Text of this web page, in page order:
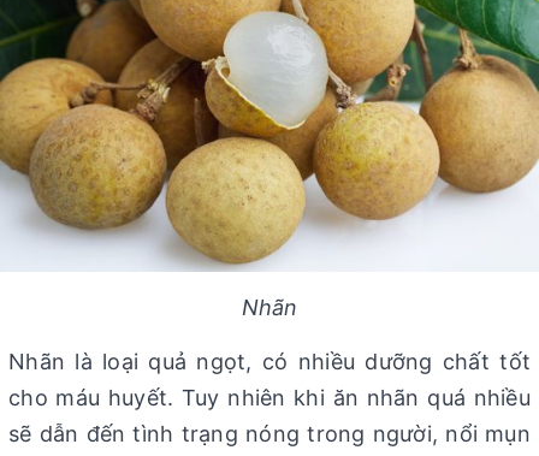
Nhãn
Nhãn là loại quả ngọt, có nhiều dưỡng chất tốt
cho máu huyết. Tuy nhiên khi ăn nhãn quá nhiều
sẽ dẫn đến tình trạng nóng trong người, nổi mụn